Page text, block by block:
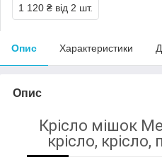
1 120 ₴ від 2 шт.
Опис Характеристики
Опис
Крісло мішок
крісло, крісло,